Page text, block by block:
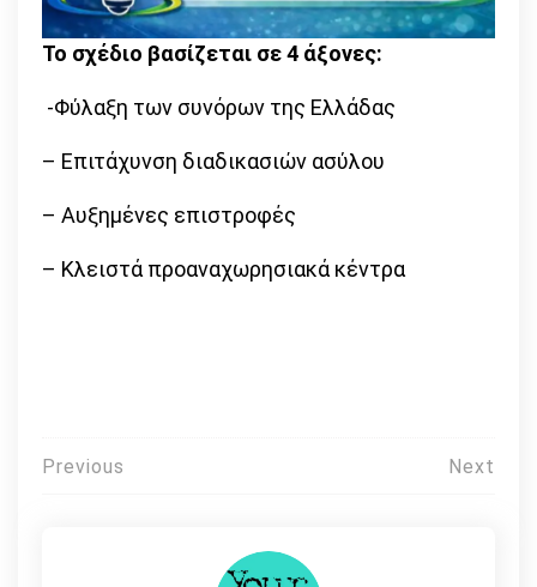
Το σχέδιο βασίζεται σε 4 άξονες:
-Φύλαξη των συνόρων της Ελλάδας
– Επιτάχυνση διαδικασιών ασύλου
– Αυξημένες επιστροφές
– Κλειστά προαναχωρησιακά κέντρα
Πλοήγηση
Previous Next